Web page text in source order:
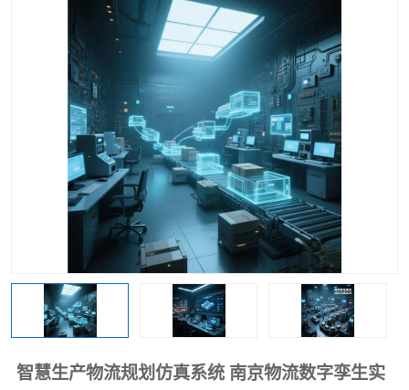
智慧生产物流规划仿真系统 南京物流数字孪生实
物流数字孪生 数字企业经营
工业工程实训室